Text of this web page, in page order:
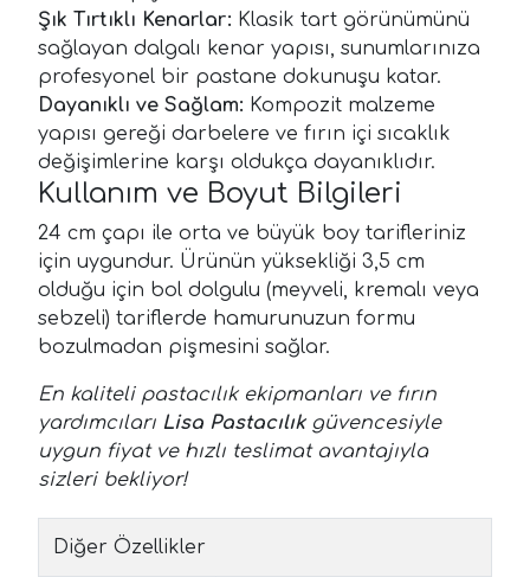
Şık Tırtıklı Kenarlar: Klasik tart görünümünü
sağlayan dalgalı kenar yapısı, sunumlarınıza
profesyonel bir pastane dokunuşu katar.
Dayanıklı ve Sağlam: Kompozit malzeme
yapısı gereği darbelere ve fırın içi sıcaklık
değişimlerine karşı oldukça dayanıklıdır.
Kullanım ve Boyut Bilgileri
24 cm çapı ile orta ve büyük boy tarifleriniz
için uygundur. Ürünün yüksekliği 3,5 cm
olduğu için bol dolgulu (meyveli, kremalı veya
sebzeli) tariflerde hamurunuzun formu
bozulmadan pişmesini sağlar.
En kaliteli pastacılık ekipmanları ve fırın
yardımcıları Lisa Pastacılıkgüvencesiyle
uygun fiyat ve hızlı teslimat avantajıyla
sizleri bekliyor!
Diğer Özellikler